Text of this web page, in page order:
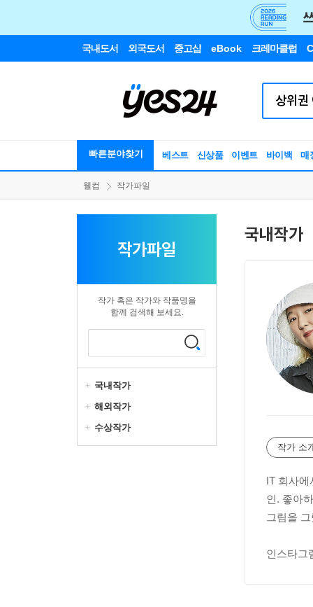
국내도서 외국도서 중고샵 eBook 크레마클럽
빠른분야찾기 베스트 신상품 이벤트 바이백 매
웰컴 작가파일
작가파일
작가 혹은 작가와 작품명을
함께 검색해 보세요.
국내작가
해외작가
수상작가
국내작가
작가 소
IT 회사에
인. 좋아
그림을
인스타그